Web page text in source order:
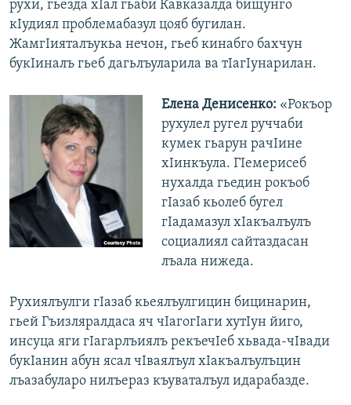
рухи, гьезда хIал гьаби Кавказалда бищунго
кIудиял проблемабазул цояб бугилан.
ЖамгIияталъукьа нечон, гьеб кинабго бахчун
букIиналъ гьеб дагьлъуларила ва тIагIунарилан.
Елена Денисенко: «Рокъор
рухулел ругел руччаби
кумек гьарун рачIине
хIинкъула. ГIемерисеб
нухалда гьедин рокъоб
гIазаб кьолеб бугел
гIадамазул хIакъалъулъ
социалиял сайтаздасан
лъала нижеда.
Рухиялъулги гIазаб кьеялъулгицин бицинарин,
гьей Гъизляралдаса яч чIагогIаги хутIун йиго,
инсуца яги гIагарлъиялъ рекъечIеб хьвада-чIвади
букIанин абун ясал чIваялъул хIакъалъулъцин
лъазабуларо нилъераз къуваталъул идарабазде.